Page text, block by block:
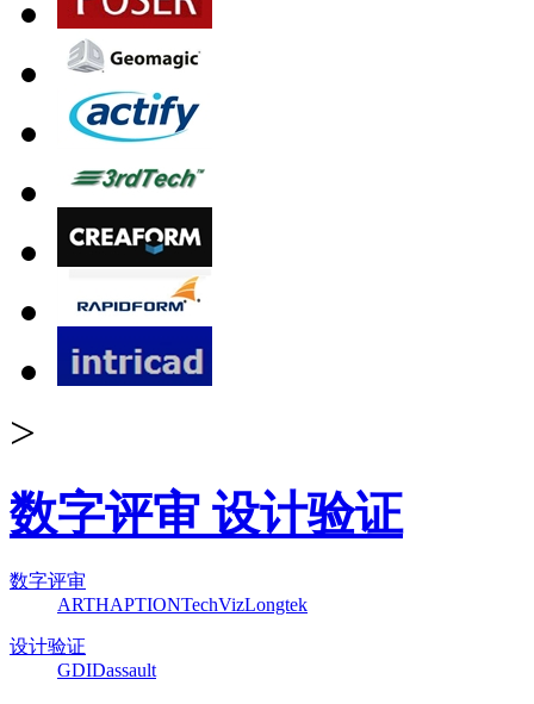
>
数字评审 设计验证
数字评审
ARTHAPTIONTechVizLongtek
设计验证
GDIDassault